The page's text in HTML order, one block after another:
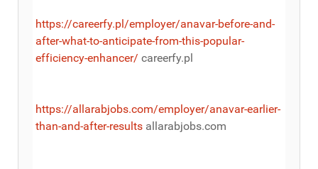
https://careerfy.pl/employer/anavar-before-and-
after-what-to-anticipate-from-this-popular-
efficiency-enhancer/ careerfy.pl
https://allarabjobs.com/employer/anavar-earlier-
than-and-after-results allarabjobs.com